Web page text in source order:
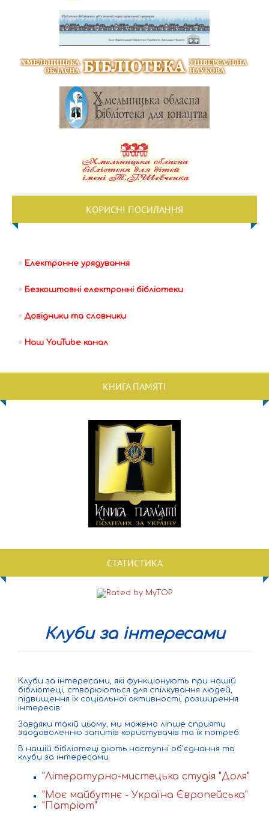
КОРИСНІ ПОСИЛАННЯ
Електронне урядування
Безкоштовні електронні бібліотеки
Довідники та словники
Наш YouTube канал
КНИГА ПАМЯТІ
СТАТИСТИКА
Клуби за інтересами
Клуби за інтересами, які функціонують при нашій
бібліотеці, створюються для спілкування людей,
підвищення їх соціальної активності, розширення
інтересів.
Завдяки такій цьому, ми можемо ліпше сприяти
заодоволенню запитів користувачів та їх потреб.
В нашій бібліотеці діють наступні об'єднання та
клуби за інтересами:
"Літературно-мистецька студія "Доля"
"Моє майбутнє - Україна Європейська"
"Патріот"